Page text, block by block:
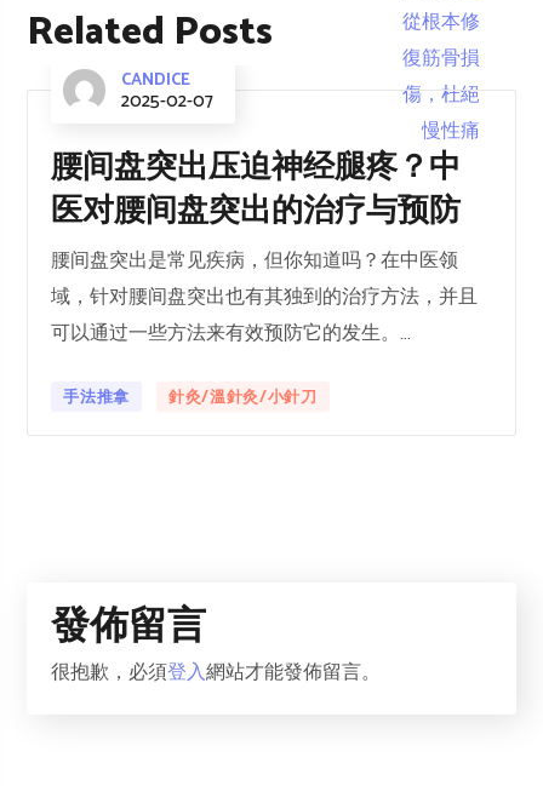
Related Posts
CANDICE
2025-02-07
腰间盘突出压迫神经腿疼？中
医对腰间盘突出的治疗与预防
腰间盘突出是常见疾病，但你知道吗？在中医领
域，针对腰间盘突出也有其独到的治疗方法，并且
可以通过一些方法来有效预防它的发生。...
手法推拿 針灸/溫針灸/小針刀
發佈留言
很抱歉，必須登入網站才能發佈留言。